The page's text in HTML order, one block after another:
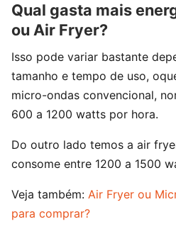
Qual gasta mais
ou Air Fryer?
Isso pode variar bastante
tamanho e tempo de uso,
micro-ondas convencional,
600 a 1200 watts por hora.
Do outro lado temos a air
consome entre 1200 a 1500
Veja também: Air Fryer ou
para comprar?